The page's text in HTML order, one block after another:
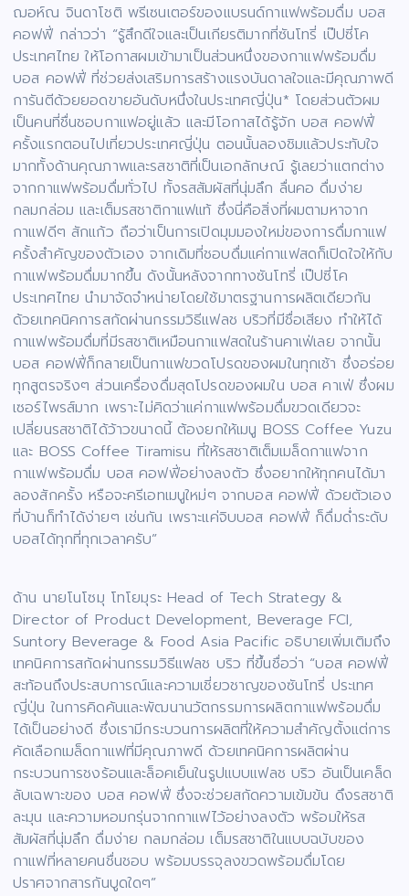
ฌอห์ณ จินดาโชติ พรีเซนเตอร์ของแบรนด์กาแฟพร้อมดื่ม บอส
คอฟฟี่ กล่าวว่า “รู้สึกดีใจและเป็นเกียรติมากที่ซันโทรี่ เป๊ปซี่โค
ประเทศไทย ให้โอกาสผมเข้ามาเป็นส่วนหนึ่งของกาแฟพร้อมดื่ม
บอส คอฟฟี่ ที่ช่วยส่งเสริมการสร้างแรงบันดาลใจและมีคุณภาพดี
การันตีด้วยยอดขายอันดับหนึ่งในประเทศญี่ปุ่น* โดยส่วนตัวผม
เป็นคนที่ชื่นชอบกาแฟอยู่แล้ว และมีโอกาสได้รู้จัก บอส คอฟฟี่
ครั้งแรกตอนไปเที่ยวประเทศญี่ปุ่น ตอนนั้นลองชิมแล้วประทับใจ
มากทั้งด้านคุณภาพและรสชาติที่เป็นเอกลักษณ์ รู้เลยว่าแตกต่าง
จากกาแฟพร้อมดื่มทั่วไป ทั้งรสสัมผัสที่นุ่มลึก ลื่นคอ ดื่มง่าย
กลมกล่อม และเต็มรสชาติกาแฟแท้ ซึ่งนี่คือสิ่งที่ผมตามหาจาก
กาแฟดีๆ สักแก้ว ถือว่าเป็นการเปิดมุมมองใหม่ของการดื่มกาแฟ
ครั้งสำคัญของตัวเอง จากเดิมที่ชอบดื่มแค่กาแฟสดก็เปิดใจให้กับ
กาแฟพร้อมดื่มมากขึ้น ดังนั้นหลังจากทางซันโทรี่ เป๊ปซี่โค
ประเทศไทย นำมาจัดจำหน่ายโดยใช้มาตรฐานการผลิตเดียวกัน
ด้วยเทคนิคการสกัดผ่านกรรมวิธีแฟลช บริวที่มีชื่อเสียง ทำให้ได้
กาแฟพร้อมดื่มที่มีรสชาติเหมือนกาแฟสดในร้านคาเฟ่เลย จากนั้น
บอส คอฟฟี่ก็กลายเป็นกาแฟขวดโปรดของผมในทุกเช้า ซึ่งอร่อย
ทุกสูตรจริงๆ ส่วนเครื่องดื่มสุดโปรดของผมใน บอส คาเฟ่ ซึ่งผม
เซอร์ไพรส์มาก เพราะไม่คิดว่าแค่กาแฟพร้อมดื่มขวดเดียวจะ
เปลี่ยนรสชาติได้ว้าวขนาดนี้ ต้องยกให้เมนู BOSS Coffee Yuzu
และ BOSS Coffee Tiramisu ที่ให้รสชาติเต็มเมล็ดกาแฟจาก
กาแฟพร้อมดื่ม บอส คอฟฟี่อย่างลงตัว ซึ่งอยากให้ทุกคนได้มา
ลองสักครั้ง หรือจะครีเอทเมนูใหม่ๆ จากบอส คอฟฟี่ ด้วยตัวเอง
ที่บ้านก็ทำได้ง่ายๆ เช่นกัน เพราะแค่จิบบอส คอฟฟี่ ก็ดื่มด่ำระดับ
บอสได้ทุกที่ทุกเวลาครับ”
ด้าน นายโนโซมุ โทโยมุระ Head of Tech Strategy &
Director of Product Development, Beverage FCI,
Suntory Beverage & Food Asia Pacific อธิบายเพิ่มเติมถึง
เทคนิคการสกัดผ่านกรรมวิธีแฟลช บริว ที่ขึ้นชื่อว่า “บอส คอฟฟี่
สะท้อนถึงประสบการณ์และความเชี่ยวชาญของซันโทรี่ ประเทศ
ญี่ปุ่น ในการคิดค้นและพัฒนานวัตกรรมการผลิตกาแฟพร้อมดื่ม
ได้เป็นอย่างดี ซึ่งเรามีกระบวนการผลิตที่ให้ความสำคัญตั้งแต่การ
คัดเลือกเมล็ดกาแฟที่มีคุณภาพดี ด้วยเทคนิคการผลิตผ่าน
กระบวนการชงร้อนและล็อคเย็นในรูปแบบแฟลช บริว อันเป็นเคล็ด
ลับเฉพาะของ บอส คอฟฟี่ ซึ่งจะช่วยสกัดความเข้มข้น ดึงรสชาติ
ละมุน และความหอมกรุ่นจากกาแฟไว้อย่างลงตัว พร้อมให้รส
สัมผัสที่นุ่มลึก ดื่มง่าย กลมกล่อม เต็มรสชาติในแบบฉบับของ
กาแฟที่หลายคนชื่นชอบ พร้อมบรรจุลงขวดพร้อมดื่มโดย
ปราศจากสารกันบูดใดๆ”